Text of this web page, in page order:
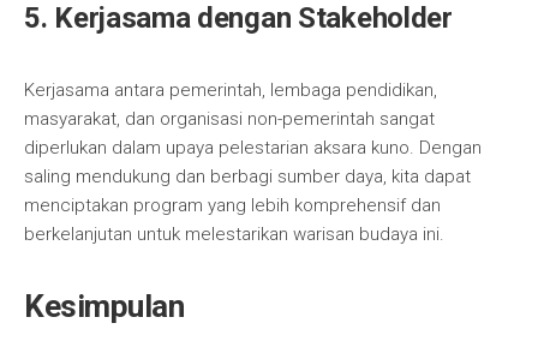
5. Kerjasama dengan Stakeholder
Kerjasama antara pemerintah, lembaga pendidikan,
masyarakat, dan organisasi non-pemerintah sangat
diperlukan dalam upaya pelestarian aksara kuno. Dengan
saling mendukung dan berbagi sumber daya, kita dapat
menciptakan program yang lebih komprehensif dan
berkelanjutan untuk melestarikan warisan budaya ini.
Kesimpulan